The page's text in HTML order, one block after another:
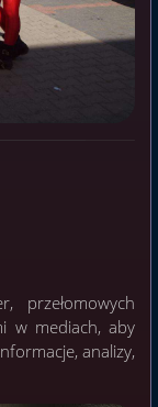
przełomowych
w mediach, aby
analizy,